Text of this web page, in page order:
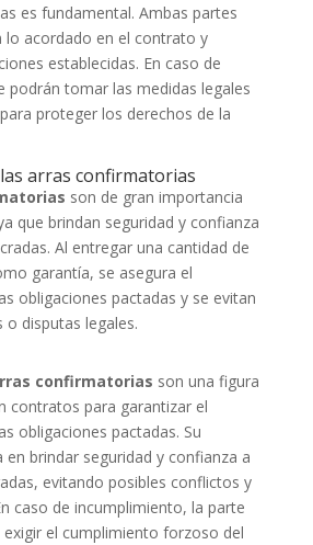
es fundamental. Ambas partes
lo acordado en el contrato y
establecidas. En caso de
podrán tomar las medidas legales
proteger los derechos de la
arras confirmatorias
son de gran importancia
que brindan seguridad y confianza
Al entregar una cantidad de
garantía, se asegura el
obligaciones pactadas y se evitan
disputas legales.
confirmatorias son una figura
contratos para garantizar el
obligaciones pactadas. Su
brindar seguridad y confianza a
evitando posibles conflictos y
caso de incumplimiento, la parte
el cumplimiento forzoso del